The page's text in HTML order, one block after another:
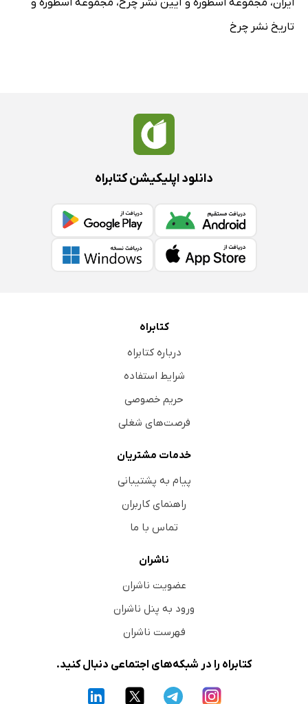
تاریخ نشر چرخ
دانلود اپلیکیشن کتابراه
کتابراه
درباره کتابراه
شرایط استفاده
حریم خصوصی
فرصت‌های شغلی
خدمات مشتریان
پیام به پشتیبانی
راهنمای کاربران
تماس با ما
ناشران
عضویت ناشران
ورود به پنل ناشران
فهرست ناشران
کتابراه را در شبکه‌های اجتماعی دنبال کنید.